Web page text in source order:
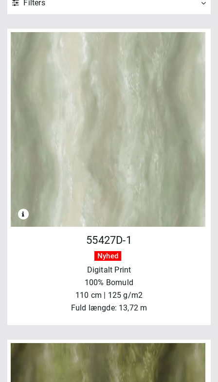
Filters
55427D-1
Nyhed
Digitalt Print
100% Bomuld
110 cm | 125 g/m2
Fuld længde: 13,72 m